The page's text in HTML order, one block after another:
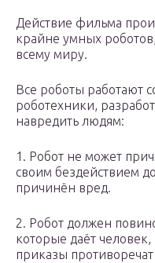
Действие фильма
крайне умных
всему миру.
Все роботы работают
роботехники,
навредить людям:
1. Робот не может
своим бездействием
причинён вред.
2. Робот должен
которые даёт человек,
приказы